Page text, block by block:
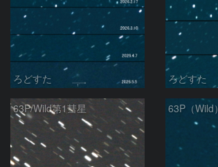
ろどすた ろどすた
63P/Wild第1彗星 63P（Wild）